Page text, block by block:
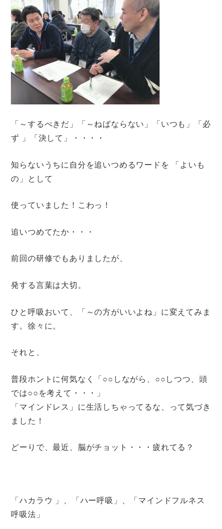
「～するべきだ」「～ねばならない」「いつも」「必
ず 」「決して」・・・・
知らないうちに自分を追いつめるワードを 「よいも
の」として
使っていました！こわっ！
追いつめてたか・・・
前回の研修でもありましたが、
発する言葉は大切。
ひと呼吸おいて、「～の方がいいよね」に変えてみま
す。徐々に。
それと、
普段ホントに何気なく「○○しながら、○○しつつ、頭
では○○を考えて・・・」
「マインドレス」に生活しちゃってるな、って気づき
ました！
どーりで、最近、脳がチョット・・・疲れてる？
「ハカラウ 」、「ハー呼吸」、「マインドフルネス
呼吸法」